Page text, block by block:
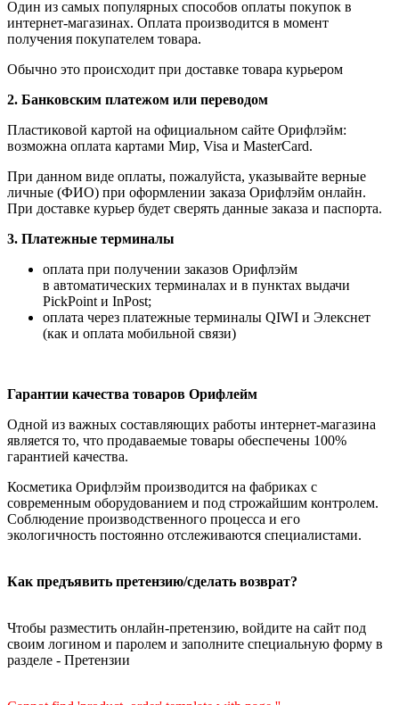
Один из самых популярных способов оплаты покупок в
интернет-магазинах. Оплата производится в момент
получения покупателем товара.
Обычно это происходит при доставке товара курьером
2. Банковским платежом или переводом
Пластиковой картой на официальном сайте Орифлэйм:
возможна оплата картами Мир, Visa и MasterCard.
При данном виде оплаты, пожалуйста, указывайте верные
личные (ФИО) при оформлении заказа Орифлэйм онлайн.
При доставке курьер будет сверять данные заказа и паспорта.
3. Платежные терминалы
оплата при получении заказов Орифлэйм
в автоматических терминалах и в пунктах выдачи
PickPoint и InPost;
оплата через платежные терминалы QIWI и Элекснет
(как и оплата мобильной связи)
Гарантии качества товаров Орифлейм
Одной из важных составляющих работы интернет-магазина
является то, что продаваемые товары обеспечены 100%
гарантией качества.
Косметика Орифлэйм производится на фабриках с
современным оборудованием и под строжайшим контролем.
Соблюдение производственного процесса и его
экологичность постоянно отслеживаются специалистами.
Как предъявить претензию/сделать возврат?
Чтобы разместить онлайн-претензию, войдите на сайт под
своим логином и паролем и заполните специальную форму в
разделе - Претензии